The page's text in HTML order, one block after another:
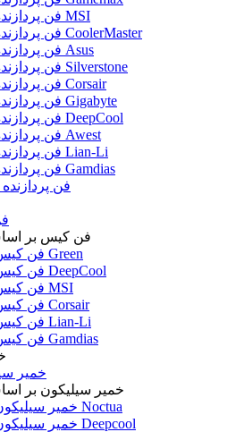
فن پردازنده MSI
فن پردازنده CoolerMaster
فن پردازنده Asus
فن پردازنده Silverstone
فن پردازنده Corsair
فن پردازنده Gigabyte
فن پردازنده DeepCool
فن پردازنده Awest
فن پردازنده Lian-Li
فن پردازنده Gamdias
فن
فن کیس بر
فن کیس Green
فن کیس DeepCool
فن کیس MSI
فن کیس Corsair
فن کیس Lian-Li
فن کیس Gamdias
خمیر
خمیر سیلیکون بر
خمیر سیلیکون Noctua
خمیر سیلیکون Deepcool